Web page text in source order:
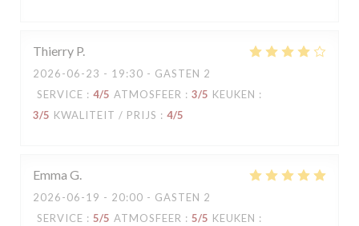
Thierry P
2026-06-23 - 19:30 - GASTEN 2
SERVICE : 4/5 ATMOSFEER : 3/5 KEUKEN :
3/5 KWALITEIT / PRIJS : 4/5
Emma G
2026-06-19 - 20:00 - GASTEN 2
SERVICE : 5/5 ATMOSFEER : 5/5 KEUKEN :